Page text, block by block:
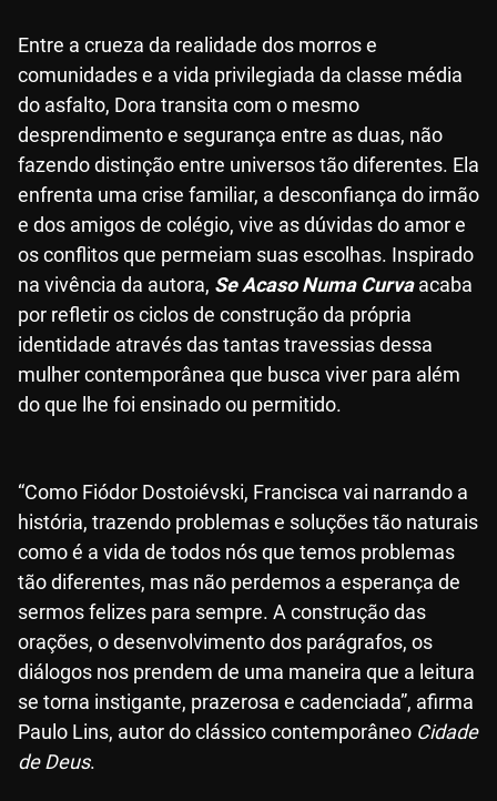
Entre a crueza da realidade dos morros e
comunidades e a vida privilegiada da classe média
do asfalto, Dora transita com o mesmo
desprendimento e segurança entre as duas, não
fazendo distinção entre universos tão diferentes. Ela
enfrenta uma crise familiar, a desconfiança do irmão
e dos amigos de colégio, vive as dúvidas do amor e
os conflitos que permeiam suas escolhas. Inspirado
na vivência da autora, Se Acaso Numa Curvaacaba
por refletir os ciclos de construção da própria
identidade através das tantas travessias dessa
mulher contemporânea que busca viver para além
do que lhe foi ensinado ou permitido.
“Como Fiódor Dostoiévski, Francisca vai narrando a
história, trazendo problemas e soluções tão naturais
como é a vida de todos nós que temos problemas
tão diferentes, mas não perdemos a esperança de
sermos felizes para sempre. A construção das
orações, o desenvolvimento dos parágrafos, os
diálogos nos prendem de uma maneira que a leitura
se torna instigante, prazerosa e cadenciada”, afirma
Paulo Lins, autor do clássico contemporâneo Cidade
de Deus.